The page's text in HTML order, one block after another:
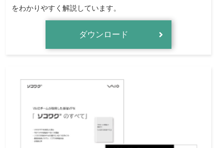
をわかりやすく解説しています。
ダウンロード